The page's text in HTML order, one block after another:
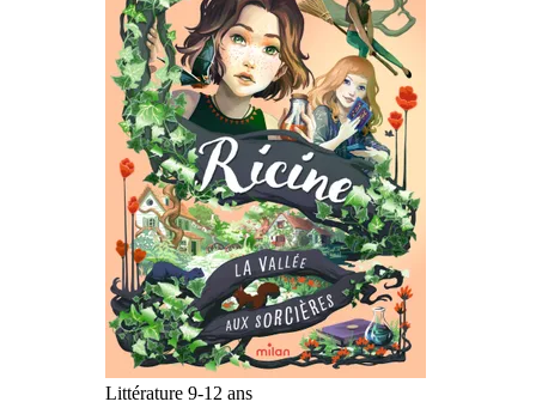
Littérature 9-12 ans